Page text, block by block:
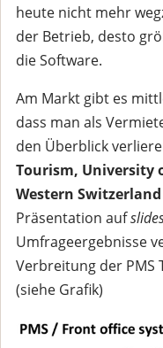
heute nicht mehr
der Betrieb, desto
die Software.
Am Markt gibt es
dass man als
den Überblick
Tourism, University
Western
Präsentation auf
Umfrageergebnisse
Verbreitung der PMS
(siehe Grafik)